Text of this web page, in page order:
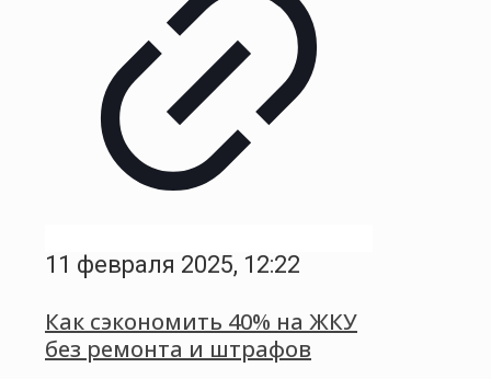
11 февраля 2025, 12:22
Как сэкономить 40% на ЖКУ
без ремонта и штрафов